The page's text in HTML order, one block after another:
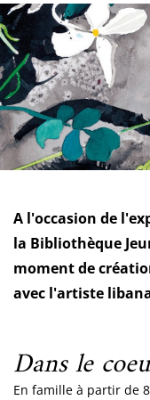
A l'occasion de
la Bibliothèque
moment de
avec l'artiste
Dans le
En famille à partir de